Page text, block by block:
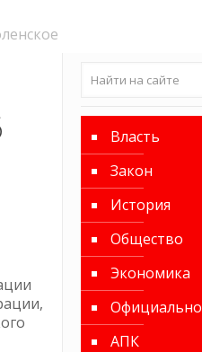
Власть
Закон
История
Общество
Экономика
Официально
АПК